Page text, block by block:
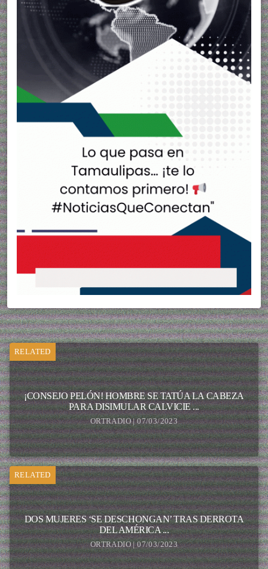
RELATED
¡CONSEJO PELÓN! HOMBRE SE TATÚA LA CABEZA
PARA DISIMULAR CALVICIE ...
ORTRADIO | 07/03/2023
RELATED
DOS MUJERES ‘SE DESCHONGAN’ TRAS DERROTA
DEL AMÉRICA ...
ORTRADIO | 07/03/2023